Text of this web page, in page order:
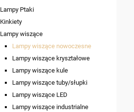
Lampy Ptaki
Kinkiety
Lampy wiszące
Lampy wiszące nowoczesne
Lampy wiszące kryształowe
Lampy wiszące kule
Lampy wiszące tuby/słupki
Lampy wiszące LED
Lampy wiszące industrialne